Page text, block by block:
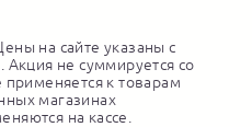
на сайте указаны с
Акция не суммируется со
применяется к товарам
магазинах
на кассе.